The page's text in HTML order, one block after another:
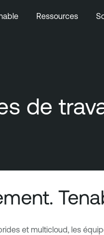
Ressources
de
et multicloud, les